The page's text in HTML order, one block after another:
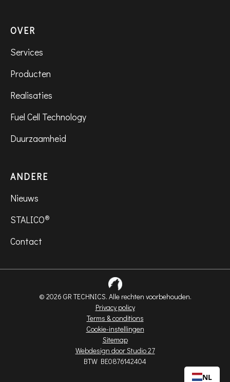
OVER
Services
Producten
Realisaties
Fuel Cell Technology
Duurzaamheid
ANDERE
Nieuws
STALICO®
Contact
© 2026 GR TECHNICS. Alle rechten voorbehouden.
Privacy policy
Terms & conditions
Cookie-instellingen
Sitemap
Webdesign door Studio 27
BTW BE0876142404
NL